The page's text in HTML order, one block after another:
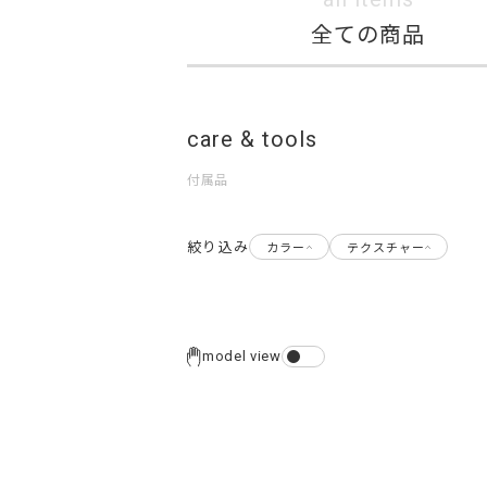
全ての商品
care & tools
付属品
絞り込み カラー テクスチャー
model view